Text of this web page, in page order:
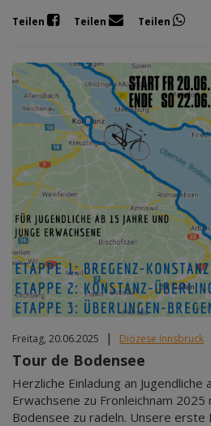
Teilen Teilen Teilen
Freitag, 20.06.2025 | Diözese Innsbruck
Tour de Bodensee
Herzliche Einladung an Jugendliche
Erwachsene zu Fronleichnam 2025
Bodensee zu radeln. Unsere erste